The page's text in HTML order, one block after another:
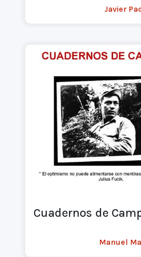
Javier
Cuadernos de
Manuel